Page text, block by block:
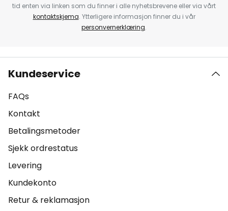
tid enten via linken som du finner i alle nyhetsbrevene eller via vårt
kontaktskjema. Ytterligere informasjon finner du i vår
personvernerklæring.
Kundeservice
FAQs
Kontakt
Betalingsmetoder
Sjekk ordrestatus
Levering
Kundekonto
Retur & reklamasjon